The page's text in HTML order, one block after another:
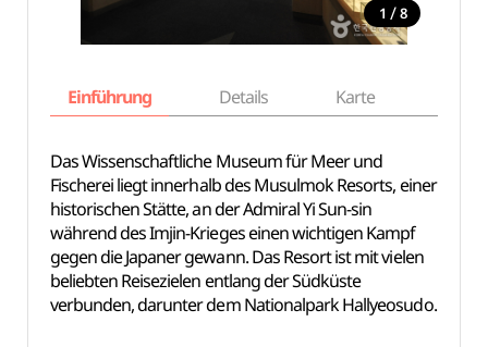
1 / 8
Einführung Details Karte
Das Wissenschaftliche Museum für Meer und
Fischerei liegt innerhalb des Musulmok Resorts, einer
historischen Stätte, an der Admiral Yi Sun-sin
während des Imjin-Krieges einen wichtigen Kampf
gegen die Japaner gewann. Das Resort ist mit vielen
beliebten Reisezielen entlang der Südküste
verbunden, darunter dem Nationalpark Hallyeosudo.